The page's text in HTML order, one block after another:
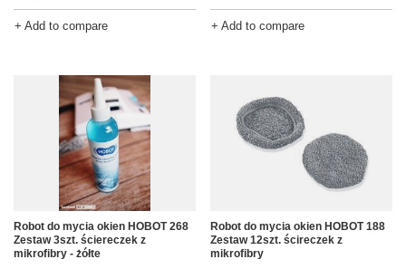
+ Add to compare + Add to compare
Robot do mycia okien HOBOT 268
Zestaw 3szt. ściereczek z
mikrofibry - żółte
Robot do mycia okien HOBOT 188
Zestaw 12szt. ścireczek z
mikrofibry